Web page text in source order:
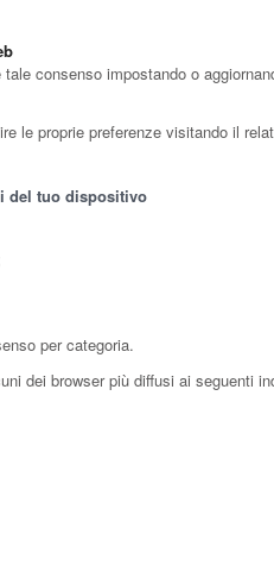
consenso impostando o
le proprie preferenze visitando il
del tuo dispositivo
per categoria.
dei browser più diffusi ai seguenti